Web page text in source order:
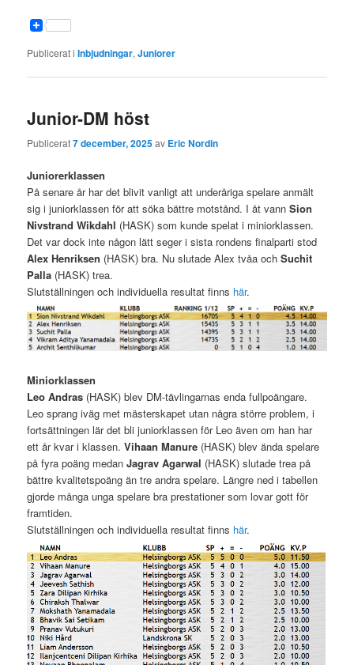
Publicerat i Inbjudningar,Juniorer
Junior-DM höst
Publicerat7 december, 2025av Eric Nordin
Juniorerklassen
På senare år har det blivit vanligt att underåriga spelare anmält
sig i juniorklassen för att söka bättre motstånd. I åt vannSion
Nivstrand Wikdahl (HASK) som kunde spelat i miniorklassen.
Det var dock inte någon lätt seger i sista rondens finalparti stod
Alex Henriksen (HASK) bra. Nu slutade Alex tvåa ochSuchit
Palla (HASK) trea.
Slutställningen och individuella resultat finns här.
Miniorklassen
Leo Andras (HASK) blev DM-tävlingarnas enda fullpoängare.
Leo sprang iväg met mästerskapet utan några större problem, i
fortsättningen lär det bli juniorklassen för Leo även om han har
ett år kvar i klassen.Vihaan Manure (HASK) blev ända spelare
på fyra poäng medanJagrav Agarwal (HASK) slutade trea på
bättre kvalitetspoäng än tre andra spelare. Längre ned i tabellen
gjorde många unga spelare bra prestationer som lovar gott för
framtiden.
Slutställningen och individuella resultat finns här.